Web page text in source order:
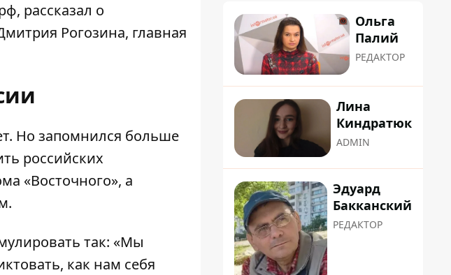
рассказал о
Рогозина, главная
Но запомнился больше
российских
«Восточного», а
так: «Мы
как нам себя
Ольга
Палий
РЕДАКТОР
Лина
Киндратюк
ADMIN
Эдуард
Бакканский
РЕДАКТОР